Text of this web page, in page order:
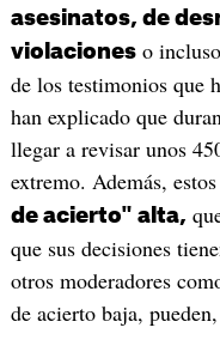
asesinatos, de
violacioneso
de los testimonios que
han explicado que
llegar a revisar unos
extremo. Además,
de acierto" alta,
que sus decisiones
otros moderadores
de acierto baja,